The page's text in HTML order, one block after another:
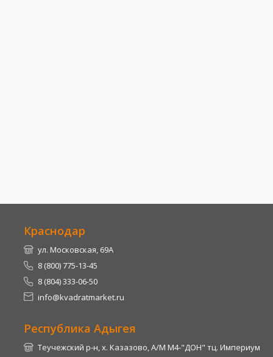
Краснодар
ул. Московская, 69А
8 (800) 775-13-45
8 (804) 333-06-50
info@kvadratmarket.ru
Республика Адыгея
Теучежский р-н, х. Казазово, А/М М4-"ДОН" тц. Империум